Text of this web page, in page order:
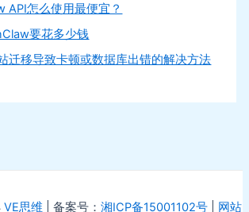
API怎么使用最便宜？
要花多少钱
迁移导致卡顿或数据库出错的解决方法
VE思维 | 备案号： 湘ICP备15001102号| 网站